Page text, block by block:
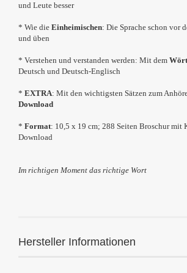
und Leute besser
* Wie die Einheimischen: Die Sprache schon vor
und üben
* Verstehen und verstanden werden: Mit dem
Deutsch und Deutsch-Englisch
* EXTRA: Mit den wichtigsten Sätzen zum
Download
* Format: 10,5 x 19 cm; 288 Seiten Broschur mit
Download
Im richtigen Moment das richtige Wort
Hersteller Informationen